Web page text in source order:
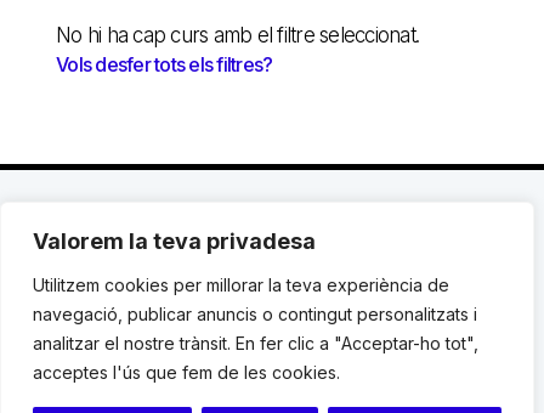
Valorem la teva privadesa
Utilitzem cookies per millorar la teva experiència de
navegació, publicar anuncis o contingut personalitzats i
analitzar el nostre trànsit. En fer clic a "Acceptar-ho tot",
acceptes l'ús que fem de les cookies.
No hi ha cap curs amb el filtre seleccionat.
Vols desfer tots els filtres?
C. Avinyó 44, 2n | 08002 Barcelona |
119 03 72|institut@idhc.org
© Institut de Drets Humans de Catalunya.
Avis legal|Cookies|Contacte